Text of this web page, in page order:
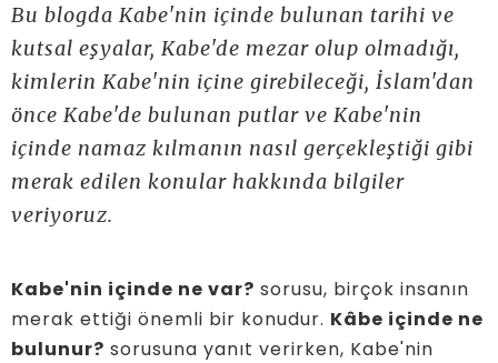
Bu blogda Kabe'nin içinde bulunan tarihi ve
kutsal eşyalar, Kabe'de mezar olup olmadığı,
kimlerin Kabe'nin içine girebileceği, İslam'dan
önce Kabe'de bulunan putlar ve Kabe'nin
içinde namaz kılmanın nasıl gerçekleştiği gibi
merak edilen konular hakkında bilgiler
veriyoruz.
Kabe'nin içinde ne var? sorusu, birçok insanın
merak ettiği önemli bir konudur. Kâbe içinde ne
bulunur? sorusuna yanıt verirken, Kabe'nin